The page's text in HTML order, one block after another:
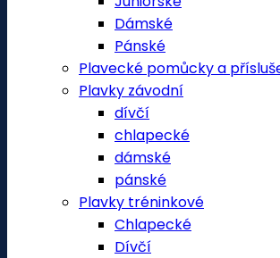
Dámské
Pánské
Plavecké pomůcky a
Plavky závodní
dívčí
chlapecké
dámské
pánské
Plavky tréninkové
Chlapecké
Dívčí